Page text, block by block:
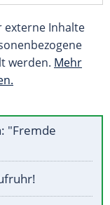
externe Inhalte
werden. Mehr
"Fremde